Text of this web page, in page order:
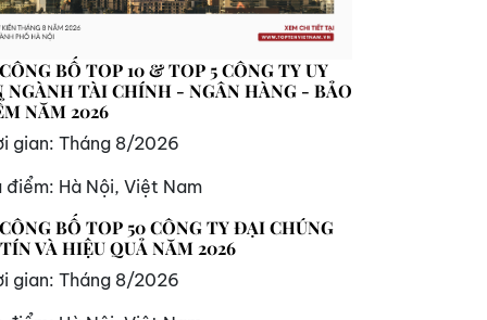
BỐ TOP 10 & TOP 5 CÔNG TY UY
NGÀNH TÀI CHÍNH - NGÂN HÀNG - BẢO
NĂM 2026
gian: Tháng 8/2026
điểm: Hà Nội, Việt Nam
BỐ TOP 50 CÔNG TY ĐẠI CHÚNG
VÀ HIỆU QUẢ NĂM 2026
gian: Tháng 8/2026